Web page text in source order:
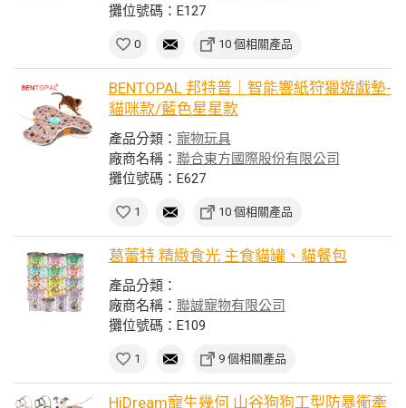
攤位號碼：E127
0 10 個相關產品
BENTOPAL 邦特普｜智能響紙狩獵遊戲墊-
貓咪款/藍色星星款
產品分類： 寵物玩具
廠商名稱： 聯合東方國際股份有限公司
攤位號碼：E627
1 10 個相關產品
葛蕾特 精緻食光 主食貓罐、貓餐包
產品分類：
廠商名稱： 聯誠寵物有限公司
攤位號碼：E109
1 9 個相關產品
HiDream寵生幾何 山谷狗狗工型防暴衝牽